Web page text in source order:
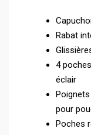
Rabat
4
éclair
pour
Poches